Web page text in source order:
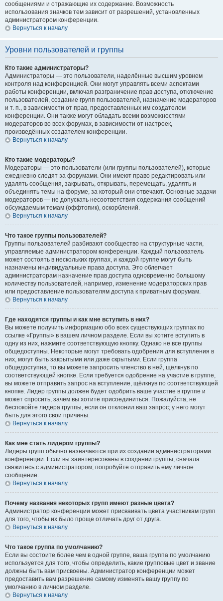
сообщениями и отражающие их содержание. Возможность
использования значков тем зависит от разрешений, установленных
администратором конференции.
Вернуться к началу
Уровни пользователей и группы
Кто такие администраторы?
Администраторы — это пользователи, наделённые высшим уровнем
контроля над конференцией. Они могут управлять всеми аспектами
работы конференции, включая разграничение прав доступа, отключение
пользователей, создание групп пользователей, назначение модераторов
и т. п., в зависимости от прав, предоставленных им создателем
конференции. Они также могут обладать всеми возможностями
модераторов во всех форумах, в зависимости от настроек,
произведённых создателем конференции.
Вернуться к началу
Кто такие модераторы?
Модераторы — это пользователи (или группы пользователей), которые
ежедневно следят за форумами. Они имеют право редактировать или
удалять сообщения, закрывать, открывать, перемещать, удалять и
объединять темы на форуме, за который они отвечают. Основные задачи
модераторов — не допускать несоответствия содержания сообщений
обсуждаемым темам (оффтопик), оскорблений.
Вернуться к началу
Что такое группы пользователей?
Группы пользователей разбивают сообщество на структурные части,
управляемые администратором конференции. Каждый пользователь
может состоять в нескольких группах, и каждой группе могут быть
назначены индивидуальные права доступа. Это облегчает
администраторам назначение прав доступа одновременно большому
количеству пользователей, например, изменение модераторских прав
или предоставление пользователям доступа к приватным форумам.
Вернуться к началу
Где находятся группы и как мне вступить в них?
Вы можете получить информацию обо всех существующих группах по
ссылке «Группы» в вашем личном разделе. Если вы хотите вступить в
одну из них, нажмите соответствующую кнопку. Однако не все группы
общедоступны. Некоторые могут требовать одобрения для вступления в
них, могут быть закрытыми или даже скрытыми. Если группа
общедоступна, то вы можете запросить членство в ней, щёлкнув по
соответствующей кнопке. Если требуется одобрение на участие в группе,
вы можете отправить запрос на вступление, щёлкнув по соответствующей
кнопке. Лидер группы должен будет одобрить ваше участие в группе и
может спросить, зачем вы хотите присоединиться. Пожалуйста, не
беспокойте лидера группы, если он отклонил ваш запрос; у него могут
быть для этого свои причины.
Вернуться к началу
Как мне стать лидером группы?
Лидеры групп обычно назначаются при их создании администраторами
конференции. Если вы заинтересованы в создании группы, сначала
свяжитесь с администратором; попробуйте отправить ему личное
сообщение.
Вернуться к началу
Почему названия некоторых групп имеют разные цвета?
Администратор конференции может присваивать цвета участникам групп
для того, чтобы их было проще отличать друг от друга.
Вернуться к началу
Что такое группа по умолчанию?
Если вы состоите более чем в одной группе, ваша группа по умолчанию
используется для того, чтобы определить, какие групповые цвет и звание
должны быть вам присвоены. Администратор конференции может
предоставить вам разрешение самому изменять вашу группу по
умолчанию в личном разделе.
Вернуться к началу